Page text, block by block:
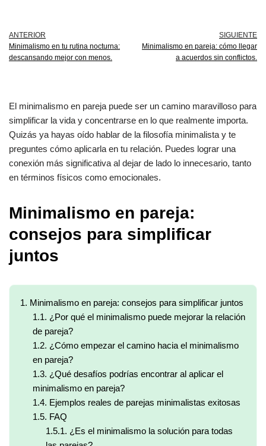
ANTERIOR
Minimalismo en tu rutina nocturna:
descansando mejor con menos.
SIGUIENTE
Minimalismo en pareja: cómo llegar
a acuerdos sin conflictos.
El minimalismo en pareja puede ser un camino maravilloso para
simplificar la vida y concentrarse en lo que realmente importa.
Quizás ya hayas oído hablar de la filosofía minimalista y te
preguntes cómo aplicarla en tu relación. Puedes lograr una
conexión más significativa al dejar de lado lo innecesario, tanto
en términos físicos como emocionales.
Minimalismo en pareja:
consejos para simplificar
juntos
1. Minimalismo en pareja: consejos para simplificar juntos
1.1. ¿Por qué el minimalismo puede mejorar la relación
de pareja?
1.2. ¿Cómo empezar el camino hacia el minimalismo
en pareja?
1.3. ¿Qué desafíos podrías encontrar al aplicar el
minimalismo en pareja?
1.4. Ejemplos reales de parejas minimalistas exitosas
1.5. FAQ
1.5.1. ¿Es el minimalismo la solución para todas